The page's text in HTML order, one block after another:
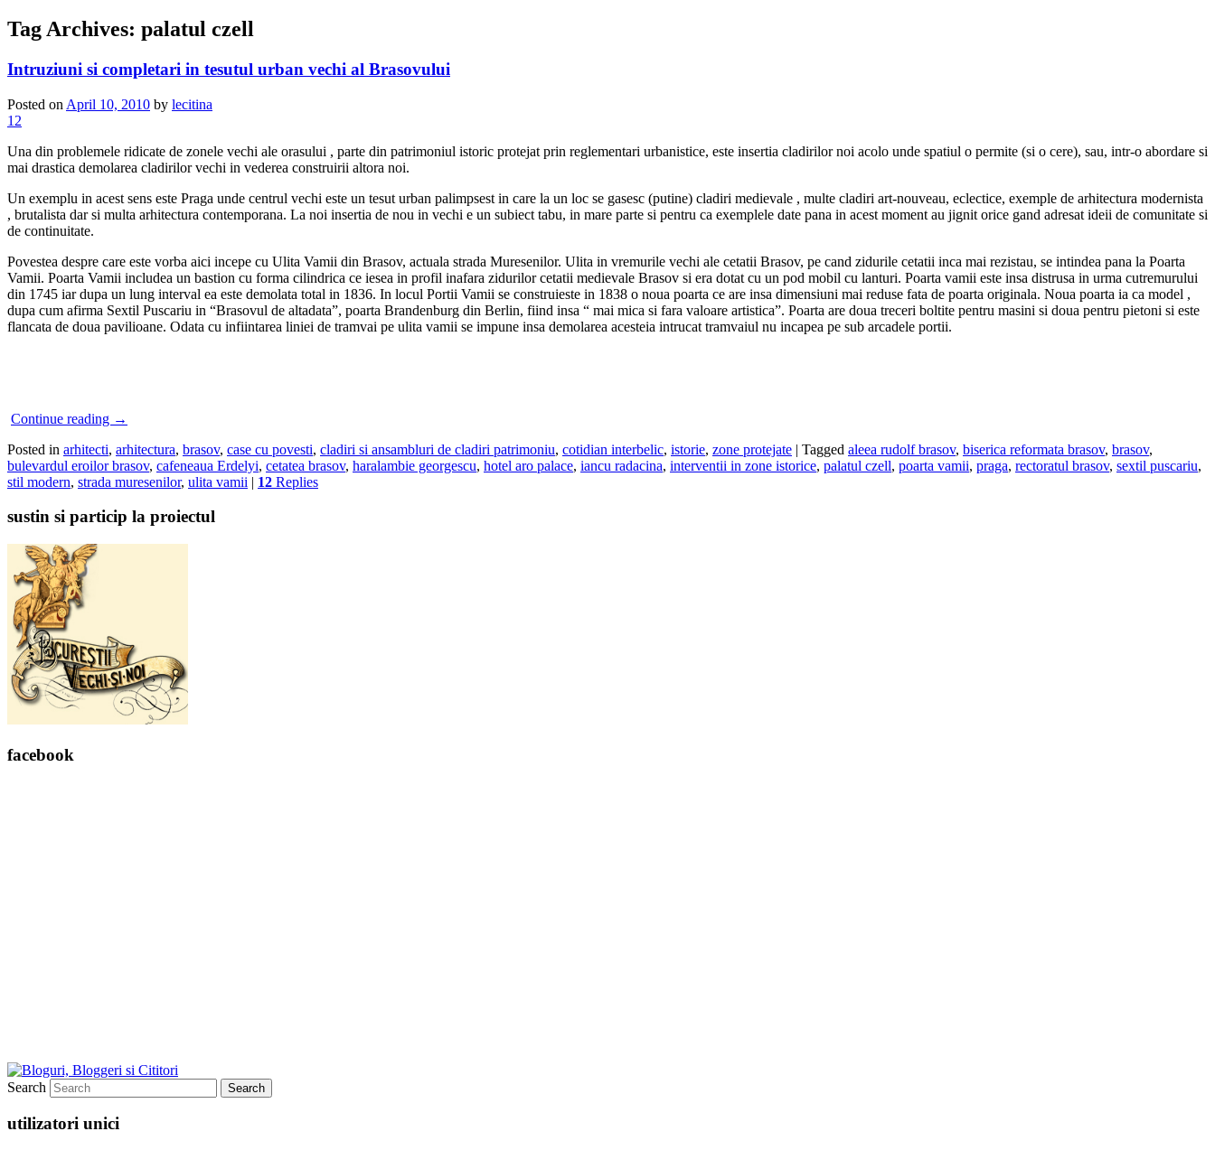
Tag Archives: palatul czell
Intruziuni si completari in tesutul urban vechi al Brasovului
Posted on April 10, 2010 by lecitina
12
Una din problemele ridicate de zonele vechi ale orasului , parte din patrimoniul istoric protejat prin reglementari urbanistice, este insertia cladirilor noi acolo unde spatiul o permite (si o cere), sau, intr-o abordare si
mai drastica demolarea cladirilor vechi in vederea construirii altora noi.
Un exemplu in acest sens este Praga unde centrul vechi este un tesut urban palimpsest in care la un loc se gasesc (putine) cladiri medievale , multe cladiri art-nouveau, eclectice, exemple de arhitectura modernista
, brutalista dar si multa arhitectura contemporana. La noi insertia de nou in vechi e un subiect tabu, in mare parte si pentru ca exemplele date pana in acest moment au jignit orice gand adresat ideii de comunitate si
de continuitate.
Povestea despre care este vorba aici incepe cu Ulita Vamii din Brasov, actuala strada Muresenilor. Ulita in vremurile vechi ale cetatii Brasov, pe cand zidurile cetatii inca mai rezistau, se intindea pana la Poarta
Vamii. Poarta Vamii includea un bastion cu forma cilindrica ce iesea in profil inafara zidurilor cetatii medievale Brasov si era dotat cu un pod mobil cu lanturi. Poarta vamii este insa distrusa in urma cutremurului
din 1745 iar dupa un lung interval ea este demolata total in 1836. In locul Portii Vamii se construieste in 1838 o noua poarta ce are insa dimensiuni mai reduse fata de poarta originala. Noua poarta ia ca model ,
dupa cum afirma Sextil Puscariu in “Brasovul de altadata”, poarta Brandenburg din Berlin, fiind insa “ mai mica si fara valoare artistica”. Poarta are doua treceri boltite pentru masini si doua pentru pietoni si este
flancata de doua pavilioane. Odata cu infiintarea liniei de tramvai pe ulita vamii se impune insa demolarea acesteia intrucat tramvaiul nu incapea pe sub arcadele portii.
Continue reading →
Posted in arhitecti, arhitectura, brasov, case cu povesti, cladiri si ansambluri de cladiri patrimoniu, cotidian interbelic, istorie, zone protejate | Tagged aleea rudolf brasov, biserica reformata brasov, brasov,
bulevardul eroilor brasov, cafeneaua Erdelyi, cetatea brasov, haralambie georgescu, hotel aro palace, iancu radacina, interventii in zone istorice, palatul czell, poarta vamii, praga, rectoratul brasov, sextil puscariu,
stil modern, strada muresenilor, ulita vamii | 12 Replies
sustin si particip la proiectul
facebook
Search
utilizatori unici